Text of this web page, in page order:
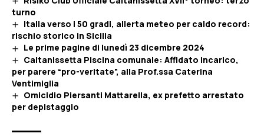
turno
Italia verso i 50 gradi, allerta meteo per caldo record:
rischio storico in Sicilia
Le prime pagine di lunedì 23 dicembre 2024
Caltanissetta Piscina comunale: Affidato incarico,
per parere “pro-veritate”, alla Prof.ssa Caterina
Ventimiglia
Omicidio Piersanti Mattarella, ex prefetto arrestato
per depistaggio